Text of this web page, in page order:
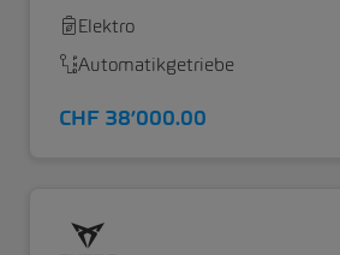
Elektro
Automatikgetriebe
CHF 38’000.00